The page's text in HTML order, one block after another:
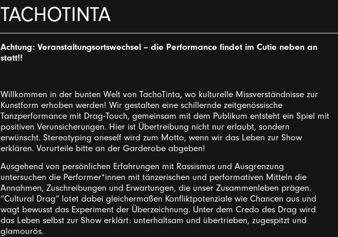
TACHOTINTA
Achtung: Veranstaltungsortswechsel – die Performance findet im Cutie neben an
statt!!
Willkommen in der bunten Welt von TachoTinta, wo kulturelle Missverständnisse zur
Kunstform erhoben werden! Wir gestalten eine schillernde zeitgenössische
Tanzperformance mit Drag-Touch, gemeinsam mit dem Publikum entsteht ein Spiel mit
positiven Verunsicherungen. Hier ist Übertreibung nicht nur erlaubt, sondern
erwünscht. Stereotyping oneself wird zum Motto, wenn wir das Leben zur Show
erklären. Vorurteile bitte an der Garderobe abgeben!
Ausgehend von persönlichen Erfahrungen mit Rassismus und Ausgrenzung
untersuchen die Performer*innen mit tänzerischen und performativen Mitteln die
Annahmen, Zuschreibungen und Erwartungen, die unser Zusammenleben prägen.
“Cultural Drag” lotet dabei gleichermaßen Konfliktpotenziale wie Chancen aus und
wagt bewusst das Experiment der Überzeichnung. Unter dem Credo des Drag wird
das Leben selbst zur Show erklärt: unterhaltsam und übertrieben, zugespitzt und
glamourös.